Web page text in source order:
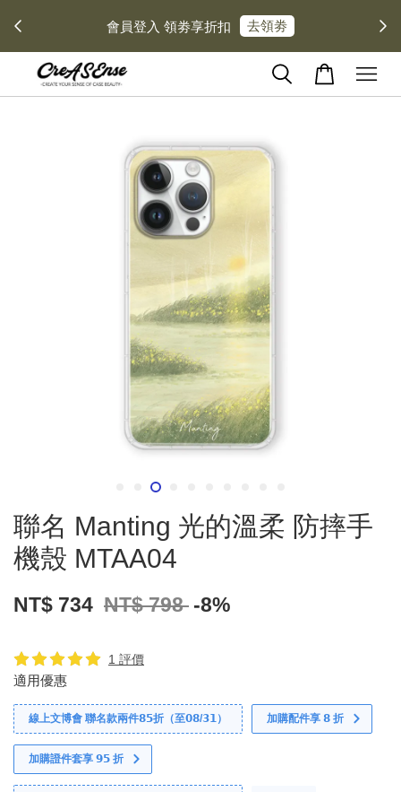
會員登入 領劵享折扣 去領劵
聯名 Manting 光的溫柔 防摔手
機殼 MTAA04
NT$ 734 NT$ 798 -8%
1 評價
適用優惠
線上文博會 聯名款兩件𝟴𝟱折（至𝟬𝟴/𝟯𝟭） 加購配件享 𝟴 折
加購證件套享 𝟵𝟱 折